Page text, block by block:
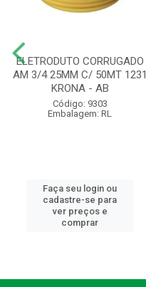
ELETRODUTO CORRUGADO
AM 3/4 25MM C/ 50MT 1231
KRONA - AB
Código: 9303
Embalagem: RL
Faça seu login ou
cadastre-se para
ver preços e
comprar